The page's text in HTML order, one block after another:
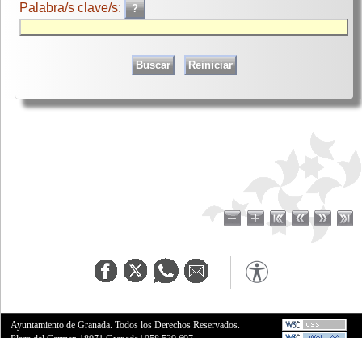
Palabra/s clave/s:
Ayuntamiento de Granada. Todos los Derechos Reservados.